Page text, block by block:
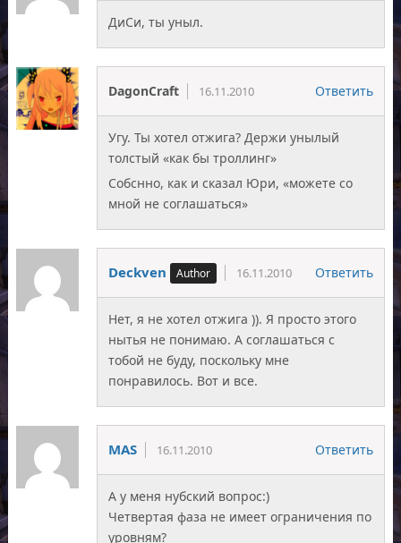
ДиСи, ты уныл.
DagonCraft 16.11.2010 Ответить
Угу. Ты хотел отжига? Держи унылый
толстый «как бы троллинг»
Собснно, как и сказал Юри, «можете со
мной не соглашаться»
Deckven 16.11.2010 Ответить
Нет, я не хотел отжига )). Я просто этого
нытья не понимаю. А соглашаться с
тобой не буду, поскольку мне
понравилось. Вот и все.
MAS 16.11.2010 Ответить
А у меня нубский вопрос:)
Четвертая фаза не имеет ограничения по
уровням?